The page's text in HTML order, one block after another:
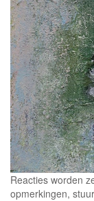
Reacties worden
opmerkingen,